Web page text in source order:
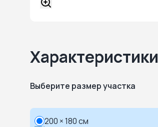
Характеристики
Выберите размер участка
200 × 180 см